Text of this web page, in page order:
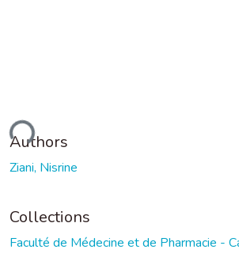
Authors
Ziani, Nisrine
Collections
Faculté de Médecine et de Pharmacie -